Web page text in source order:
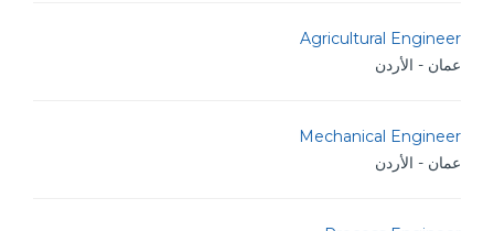
Agricultural Engineer
عمان - الأردن
Mechanical Engineer
عمان - الأردن